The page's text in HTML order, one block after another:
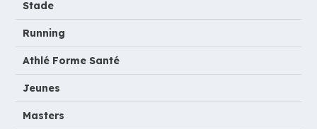
Stade
Running
Athlé Forme Santé
Jeunes
Masters